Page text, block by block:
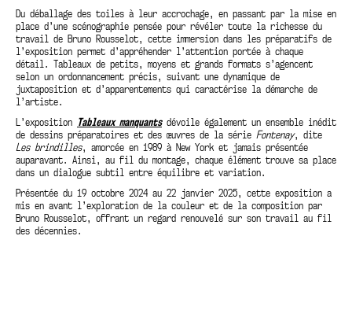
Du déballage des toiles à leur accrochage, en passant par la mise en
place d’une scénographie pensée pour révéler toute la richesse du
travail de Bruno Rousselot, cette immersion dans les préparatifs de
l’exposition permet d’appréhender l’attention portée à chaque
détail. Tableaux de petits, moyens et grands formats s’agencent
selon un ordonnancement précis, suivant une dynamique de
juxtaposition et d’apparentements qui caractérise la démarche de
l’artiste.
L’exposition Tableaux manquantsdévoile également un ensemble inédit
de dessins préparatoires et des œuvres de la série Fontenay, dite
Les brindilles, amorcée en 1989 à New York et jamais présentée
auparavant. Ainsi, au fil du montage, chaque élément trouve sa place
dans un dialogue subtil entre équilibre et variation.
Présentée du 19 octobre 2024 au 22 janvier 2025, cette exposition a
mis en avant l’exploration de la couleur et de la composition par
Bruno Rousselot, offrant un regard renouvelé sur son travail au fil
des décennies.